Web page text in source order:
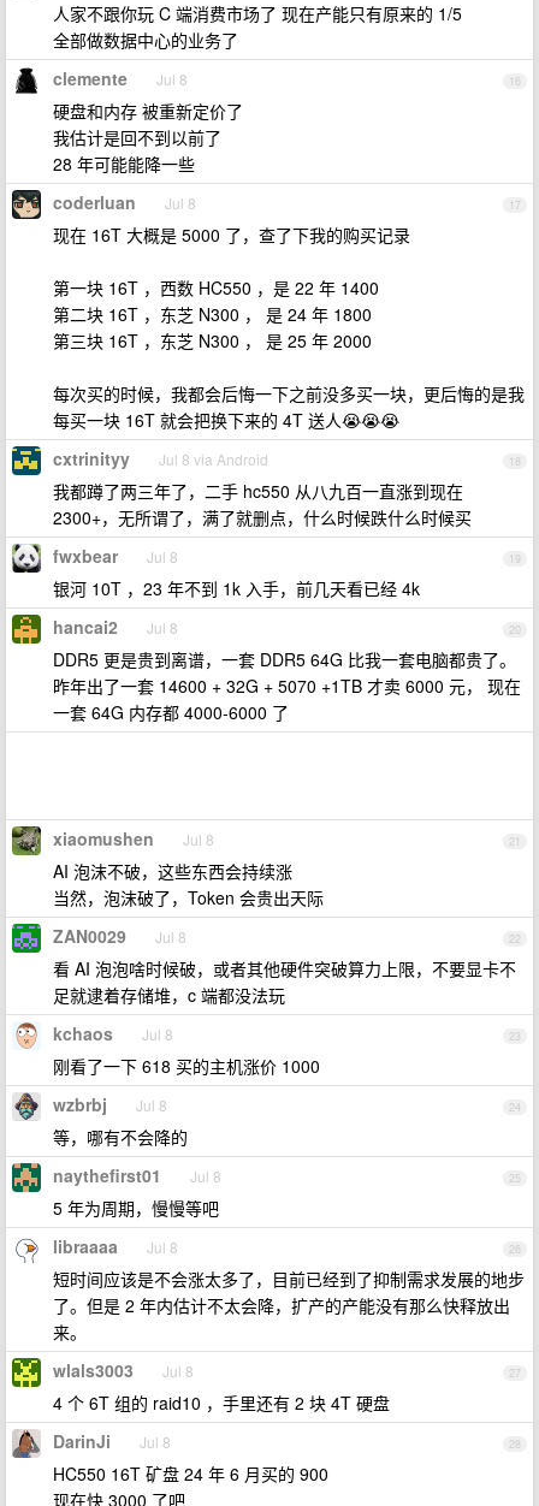
人家不跟你玩 C 端消费市场了 现在产能只有原来的 1/5
全部做数据中心的业务了
16
clemente Jul 8
硬盘和内存 被重新定价了
我估计是回不到以前了
28 年可能能降一些
17
coderluan Jul 8
现在 16T 大概是 5000 了，查了下我的购买记录
第一块 16T ，西数 HC550 ，是 22 年 1400
第二块 16T ，东芝 N300 ， 是 24 年 1800
第三块 16T ，东芝 N300 ， 是 25 年 2000
每次买的时候，我都会后悔一下之前没多买一块，更后悔的是我
每买一块 16T 就会把换下来的 4T 送人😭😭😭
18
cxtrinityy Jul 8 via Android
我都蹲了两三年了，二手 hc550 从八九百一直涨到现在
2300+，无所谓了，满了就删点，什么时候跌什么时候买
19
fwxbear Jul 8
银河 10T ，23 年不到 1k 入手，前几天看已经 4k
20
hancai2 Jul 8
DDR5 更是贵到离谱，一套 DDR5 64G 比我一套电脑都贵了。
昨年出了一套 14600 + 32G + 5070 +1TB 才卖 6000 元， 现在
一套 64G 内存都 4000-6000 了
21
xiaomushen Jul 8
AI 泡沫不破，这些东西会持续涨
当然，泡沫破了，Token 会贵出天际
22
ZAN0029 Jul 8
看 AI 泡泡啥时候破，或者其他硬件突破算力上限，不要显卡不
足就逮着存储堆，c 端都没法玩
23
kchaos Jul 8
刚看了一下 618 买的主机涨价 1000
24
wzbrbj Jul 8
等，哪有不会降的
25
naythefirst01 Jul 8
5 年为周期，慢慢等吧
26
libraaaa Jul 8
短时间应该是不会涨太多了，目前已经到了抑制需求发展的地步
了。但是 2 年内估计不太会降，扩产的产能没有那么快释放出
来。
27
wlals3003 Jul 8
4 个 6T 组的 raid10 ，手里还有 2 块 4T 硬盘
28
DarinJi Jul 8
HC550 16T 矿盘 24 年 6 月买的 900
现在快 3000 了吧